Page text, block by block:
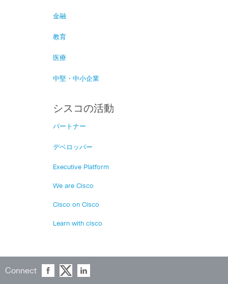
金融
教育
医療
中堅・中小企業
シスコの活動
パートナー
デベロッパー
Executive Platform
We are Cisco
Cisco on Cisco
Learn with cisco
Connect